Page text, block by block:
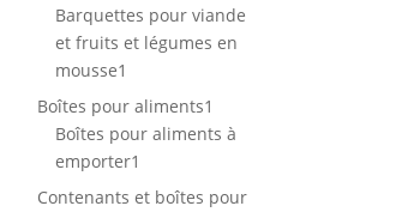
produit
Barquettes pour viande
et fruits et légumes en
mousse1
produit
Boîtes pour aliments1
produit
Boîtes pour aliments à
emporter1
produit
Contenants et boîtes pour